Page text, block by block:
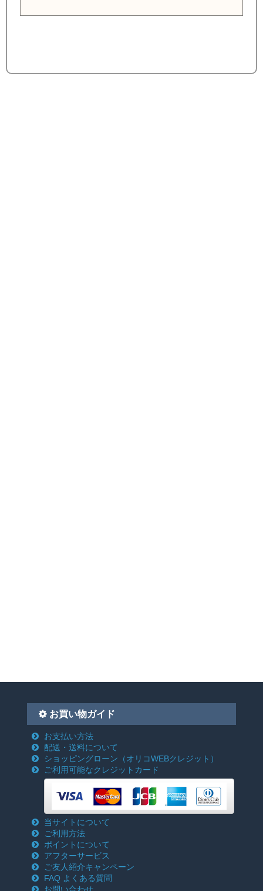
お買い物ガイド
お支払い方法
配送・送料について
ショッピングローン （オリコWEBクレジット）
ご利用可能なクレジットカード
当サイトについて
ご利用方法
ポイントについて
アフターサービス
ご友人紹介キャンペーン
FAQ よくある質問